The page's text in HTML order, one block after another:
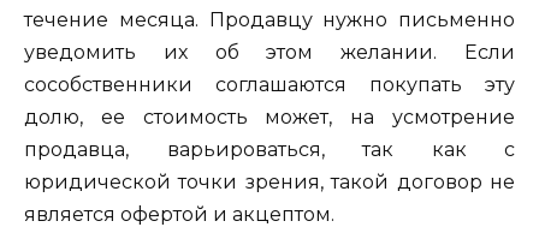
течение месяца. Продавцу нужно письменно
уведомить их об этом желании. Если
сособственники соглашаются покупать эту
долю, ее стоимость может, на усмотрение
продавца, варьироваться, так как с
юридической точки зрения, такой договор не
является офертой и акцептом.